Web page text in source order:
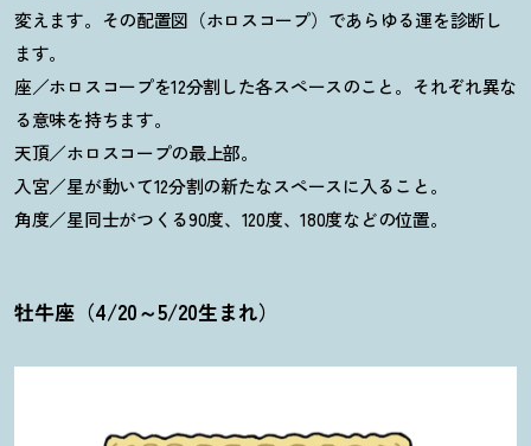
変えます。その配置図（ホロスコープ）であらゆる運を診断し
ます。
座／ホロスコープを12分割した各スペースのこと。それぞれ異な
る意味を持ちます。
天頂／ホロスコープの最上部。
入宮／星が動いて12分割の新たなスペースに入ること。
角度／星同士がつくる90度、120度、180度などの位置。
牡牛座（4/20～5/20生まれ）